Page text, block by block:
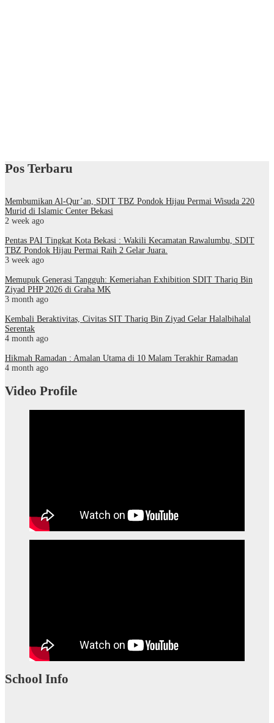
Pos Terbaru
Membumikan Al-Qur’an, SDIT TBZ Pondok Hijau Permai Wisuda 220
Murid di Islamic Center Bekasi
2 week ago
Pentas PAI Tingkat Kota Bekasi : Wakili Kecamatan Rawalumbu, SDIT
TBZ Pondok Hijau Permai Raih 2 Gelar Juara.
3 week ago
Memupuk Generasi Tangguh: Kemeriahan Exhibition SDIT Thariq Bin
Ziyad PHP 2026 di Graha MK
3 month ago
Kembali Beraktivitas, Civitas SIT Thariq Bin Ziyad Gelar Halalbihalal
Serentak
4 month ago
Hikmah Ramadan : Amalan Utama di 10 Malam Terakhir Ramadan
4 month ago
Video Profile
School Info